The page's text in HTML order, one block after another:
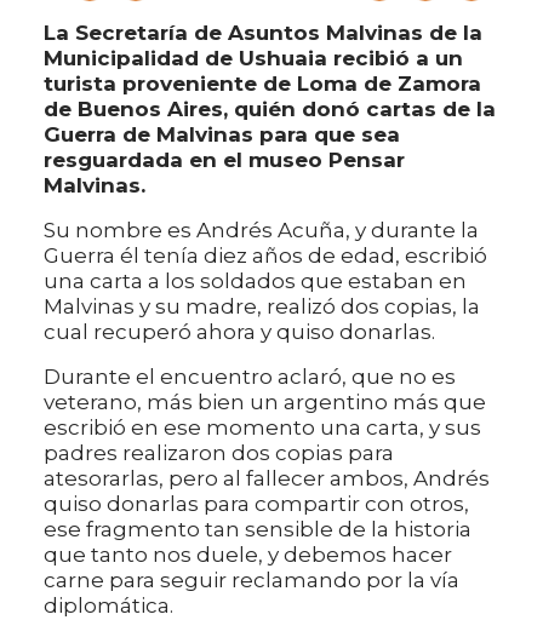
La Secretaría de Asuntos Malvinas de la
Municipalidad de Ushuaia recibió a un
turista proveniente de Loma de Zamora
de Buenos Aires, quién donó cartas de la
Guerra de Malvinas para que sea
resguardada en el museo Pensar
Malvinas.
Su nombre es Andrés Acuña, y durante la
Guerra él tenía diez años de edad, escribió
una carta a los soldados que estaban en
Malvinas y su madre, realizó dos copias, la
cual recuperó ahora y quiso donarlas.
Durante el encuentro aclaró, que no es
veterano, más bien un argentino más que
escribió en ese momento una carta, y sus
padres realizaron dos copias para
atesorarlas, pero al fallecer ambos, Andrés
quiso donarlas para compartir con otros,
ese fragmento tan sensible de la historia
que tanto nos duele, y debemos hacer
carne para seguir reclamando por la vía
diplomática.